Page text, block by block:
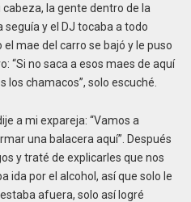
la gente dentro de la
seguía y el DJ tocaba a todo
mae del carro se bajó y le puso
“Si no saca a esos maes de aquí
chamacos”, solo escuché.
a mi expareja: “Vamos a
una balacera aquí”. Después
y traté de explicarles que nos
ida por el alcohol, así que solo le
afuera, solo así logré